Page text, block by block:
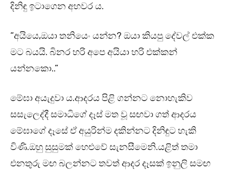
දිනිඳු ඉටාගෙන අහවර ය.
“අයියෙ,ඔයා තනියෙං යන්න? ඔයා කියපු දේවල් එක්ක
මට බයයි. බිනර හරි අපෙ අයියා හරි එක්කන්
යන්නකො..”
මේඝා අයැදුවා ය.ආදරය පිළි ගන්නට නොහැකිව
සසැලෙද්දී සමාධිගේ දෑස් මත වූ සඟවා ගත් ආදරය
මේඝාගේ දෑසේ ඒ අයුරින්ම දකින්නට දිනිඳුට හැකි
විණි.ඔහු සුසුමක් හෙළුවේ සැනසීමෙනි.යළිත් තමා
එනතුරු මඟ බලන්නට තවත් ආදර දෑසක් ඉනුලි සමඟ